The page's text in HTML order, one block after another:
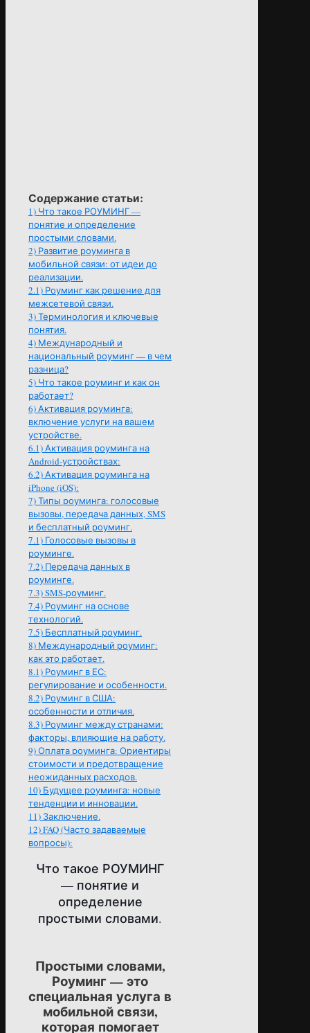
Содержание статьи:
1) Что такое РОУМИНГ —
понятие и определение
простыми словами.
2) Развитие роуминга в
мобильной связи: от идеи до
реализации.
2.1) Роуминг как решение для
межсетевой связи.
3)Терминология и ключевые
понятия.
4) Международный и
национальный роуминг — в чем
разница?
5) Что такое роуминг и как он
работает?
6)Активация роуминга:
включение услуги на вашем
устройстве.
6.1)Активация роуминга на
Android-устройствах:
6.2)Активация роуминга на
iPhone (iOS):
7)Типы роуминга: голосовые
вызовы, передача данных, SMS
и бесплатный роуминг.
7.1) Голосовые вызовы в
роуминге.
7.2) Передача данных в
роуминге.
7.3)SMS-роуминг.
7.4) Роуминг на основе
технологий.
7.5) Бесплатный роуминг.
8) Международный роуминг:
как это работает.
8.1) Роуминг в ЕС:
регулирование и особенности.
8.2) Роуминг в США:
особенности и отличия.
8.3) Роуминг между странами:
факторы, влияющие на работу.
9)Оплата роуминга: Ориентиры
стоимости и предотвращение
неожиданных расходов.
10) Будущее роуминга: новые
тенденции и инновации.
11) Заключение.
12)FAQ (Часто задаваемые
вопросы):
Что такое РОУМИНГ
— понятие и
определение
простыми словами.
Простыми словами,
Роуминг — это
специальная услуга в
мобильной связи,
которая помогает